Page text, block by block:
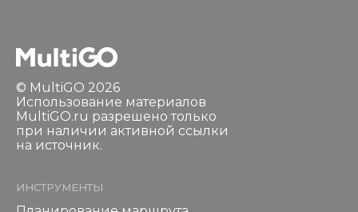
© MultiGO 2026
Использование материалов
MultiGO.ru разрешено только
при наличии активной ссылки
на источник.
ИНСТРУМЕНТЫ